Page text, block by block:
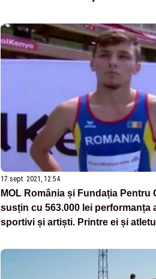
17 sept. 2021, 12:54
MOL România și Fundația Pentru
susțin cu 563.000 lei performanța
sportivi și artiști. Printre ei și